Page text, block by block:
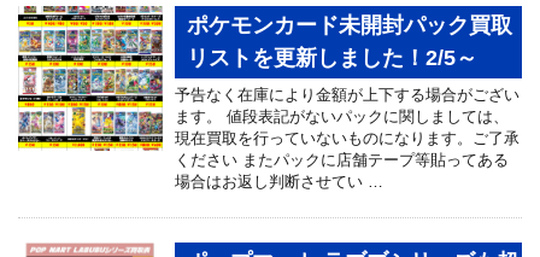
ポケモンカード未開封パック買取
リストを更新しました！2/5～
予告なく在庫により金額が上下する場合がござい
ます。 値段表記がないパックに関しましては、
現在買取を行っていないものになります。ご了承
ください またパックに店舗テープ等貼ってある
場合はお返し判断させてい …